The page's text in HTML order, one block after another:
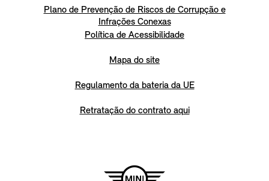
Plano de Prevenção de Riscos de Corrupção e
Infrações Conexas
Política de Acessibilidade
Mapa do site
Regulamento da bateria da UE
Retratação do contrato aqui